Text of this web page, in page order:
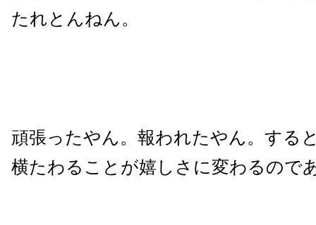
たれとんねん。
頑張ったやん。報われたやん。する
横たわることが嬉しさに変わるので